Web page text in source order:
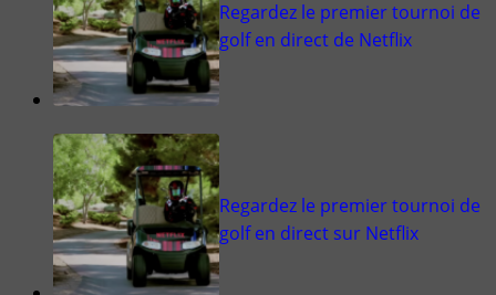
Regardez le premier tournoi de
golf en direct de Netflix
Regardez le premier tournoi de
golf en direct sur Netflix